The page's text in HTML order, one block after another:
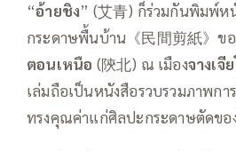
“อ้ายชิง” (艾青) ก็ร่วมกันพิมพ์ห
กระดาษพื้นบ้าน《民間剪紙》ข
ตอนเหนือ (陝北) ณ เมืองจางเจี
เล่มถือเป็นหนังสือรวบรวมภาพก
ทรงคุณค่าแก่ศิลปะกระดาษตัดขอ